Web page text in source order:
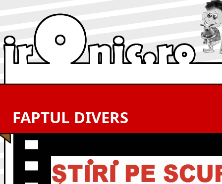
FAPTUL DIVERS